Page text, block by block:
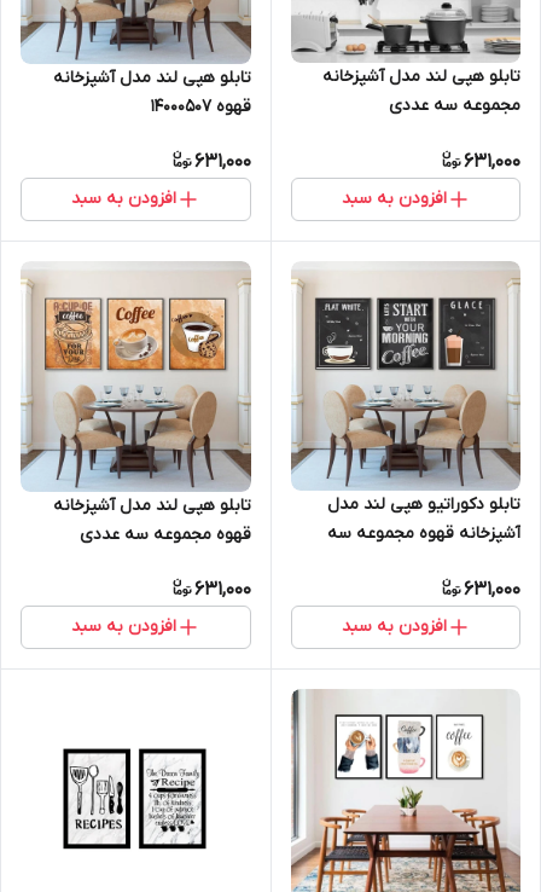
تابلو هپی لند مدل آشپزخانه
مجموعه سه عددی
631,000
افزودن به سبد
تابلو هپی لند مدل آشپزخانه
قهوه 14000507
631,000
افزودن به سبد
تابلو دکوراتیو هپی لند مدل
آشپزخانه قهوه مجموعه سه
631,000
افزودن به سبد
تابلو هپی لند مدل آشپزخانه
قهوه مجموعه سه عددی
631,000
افزودن به سبد